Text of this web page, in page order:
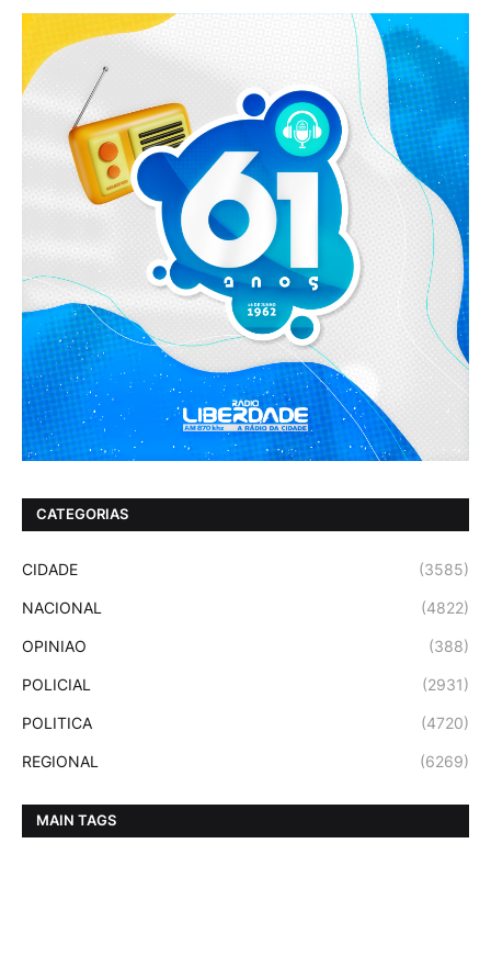
CATEGORIAS
CIDADE (3585)
NACIONAL (4822)
OPINIAO (388)
POLICIAL (2931)
POLITICA (4720)
REGIONAL (6269)
MAIN TAGS